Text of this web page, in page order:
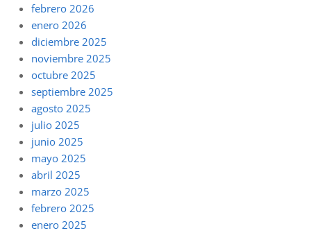
febrero 2026
enero 2026
diciembre 2025
noviembre 2025
octubre 2025
septiembre 2025
agosto 2025
julio 2025
junio 2025
mayo 2025
abril 2025
marzo 2025
febrero 2025
enero 2025